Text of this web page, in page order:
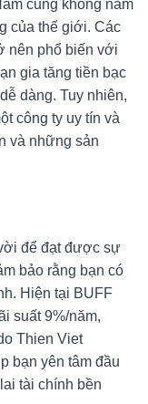
cũng không nằm
của thế giới. Các
nên phổ biến với
gia tăng tiền bạc
dàng. Tuy nhiên,
công ty uy tín và
và những sản
để đạt được sự
bảo rằng bạn có
Hiện tại BUFF
suất 9%/năm,
Thien Viet
bạn yên tâm đầu
tài chính bền